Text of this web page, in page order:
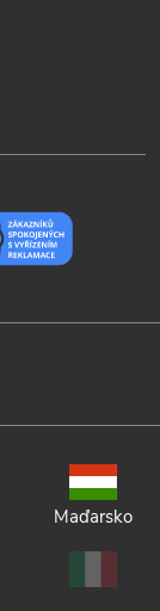
Maďarsko